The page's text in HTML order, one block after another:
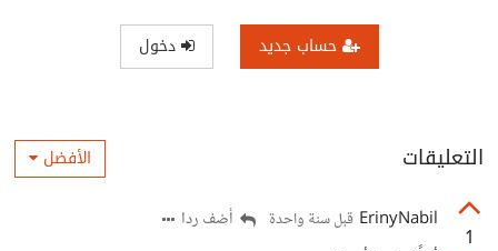
حساب جديد دخول
التعليقات الأفضل
1
ErinyNabil قبل سنة واحدة أضف ردا